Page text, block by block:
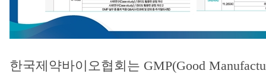
한국제약바이오협회는 GMP(Good